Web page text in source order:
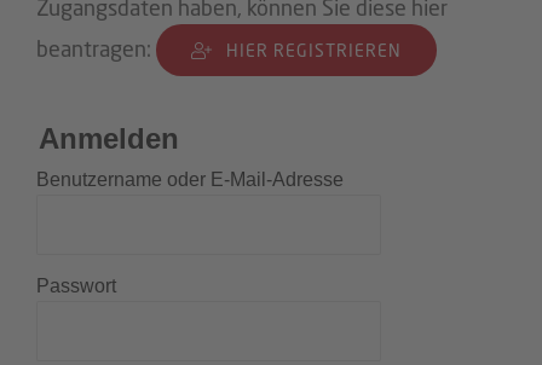
Zugangsdaten haben, können Sie diese hier
beantragen:
HIER REGISTRIEREN
Anmelden
Benutzername oder E-Mail-Adresse
Passwort